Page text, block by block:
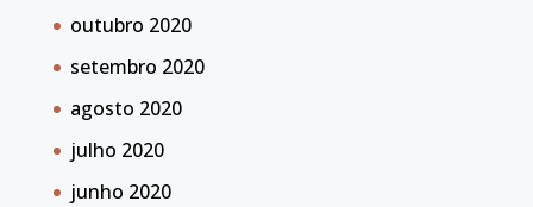
outubro 2020
setembro 2020
agosto 2020
julho 2020
junho 2020